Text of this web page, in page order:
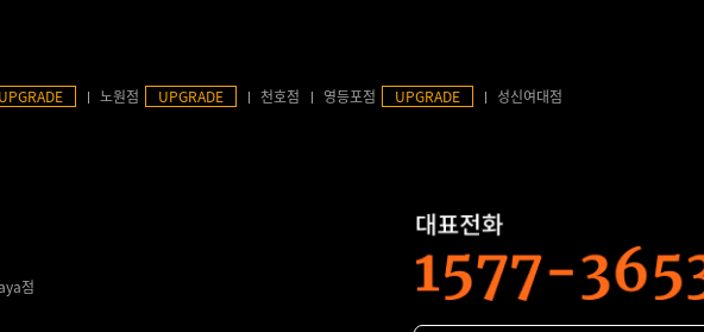
UPGRADE 노원점 UPGRADE 천호점 영등포점 UPGRADE 성신여대점
점